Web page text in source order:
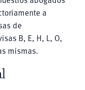
a
de
B, E, H, L, O,
mismas.